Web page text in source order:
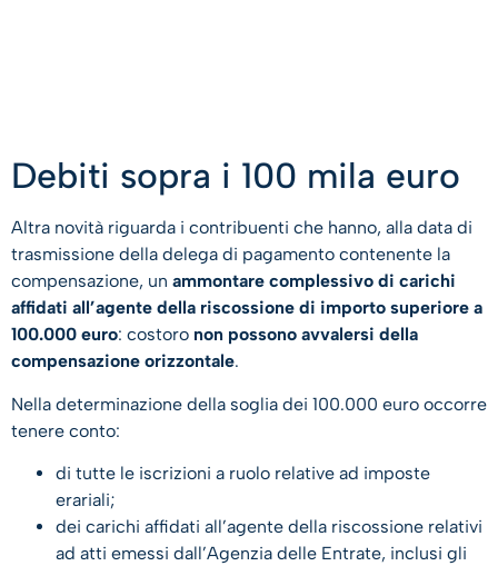
Debiti sopra i 100 mila euro
Altra novità riguarda i contribuenti che hanno, alla data di
trasmissione della delega di pagamento contenente la
compensazione, un ammontare complessivo di carichi
affidati all’agente della riscossione di importo superiore a
100.000 euro: costoro non possono avvalersi della
compensazione orizzontale.
Nella determinazione della soglia dei 100.000 euro occorre
tenere conto:
di tutte le iscrizioni a ruolo relative ad imposte
erariali;
dei carichi affidati all’agente della riscossione relativi
ad atti emessi dall’Agenzia delle Entrate, inclusi gli